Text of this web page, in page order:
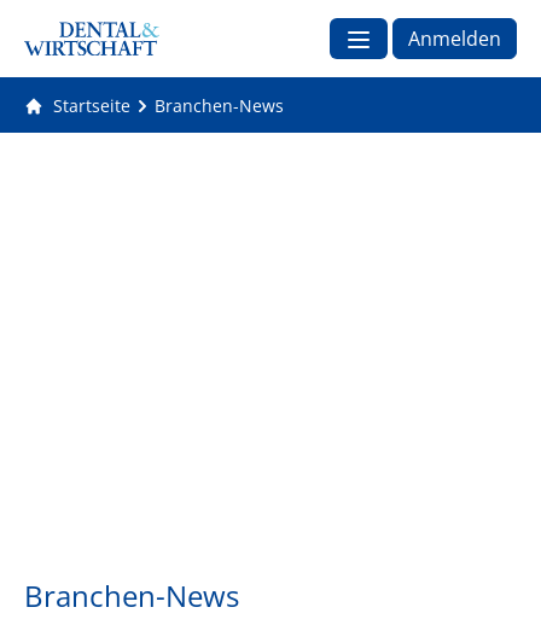
Anmelden
Startseite Branchen-News
Branchen-News